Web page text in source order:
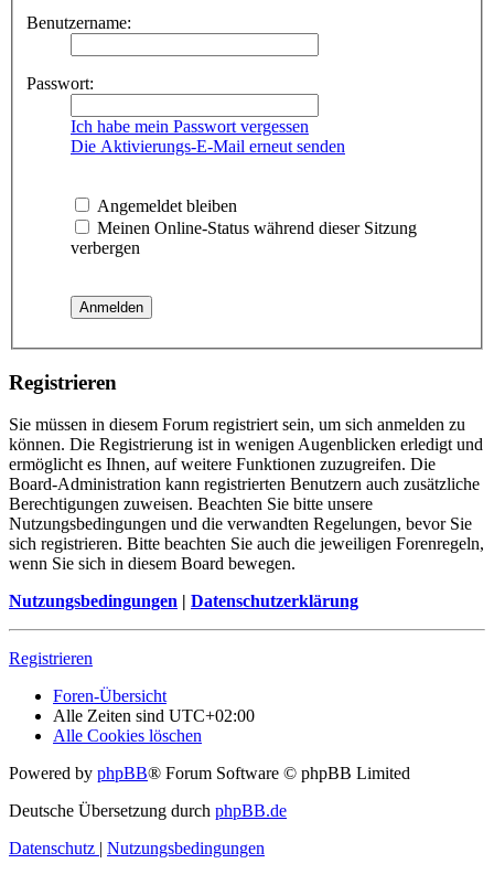
Benutzername:
Passwort:
Ich habe mein Passwort vergessen
Die Aktivierungs-E-Mail erneut senden
Angemeldet bleiben
Meinen Online-Status während dieser Sitzung
verbergen
Registrieren
Sie müssen in diesem Forum registriert sein, um sich anmelden zu
können. Die Registrierung ist in wenigen Augenblicken erledigt und
ermöglicht es Ihnen, auf weitere Funktionen zuzugreifen. Die
Board-Administration kann registrierten Benutzern auch zusätzliche
Berechtigungen zuweisen. Beachten Sie bitte unsere
Nutzungsbedingungen und die verwandten Regelungen, bevor Sie
sich registrieren. Bitte beachten Sie auch die jeweiligen Forenregeln,
wenn Sie sich in diesem Board bewegen.
Nutzungsbedingungen | Datenschutzerklärung
Registrieren
Foren-Übersicht
Alle Zeiten sind UTC+02:00
Alle Cookies löschen
Powered by phpBB® Forum Software © phpBB Limited
Deutsche Übersetzung durch phpBB.de
Datenschutz | Nutzungsbedingungen